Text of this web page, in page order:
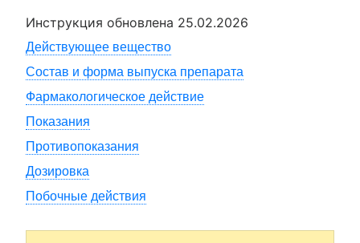
Инструкция обновлена 25.02.2026
Действующее вещество
Состав и форма выпуска препарата
Фармакологическое действие
Показания
Противопоказания
Дозировка
Побочные действия